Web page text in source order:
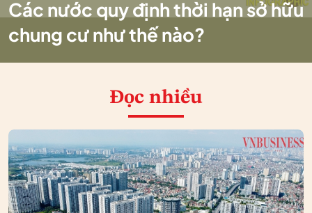
Các nước quy định thời hạn sở hữu
chung cư như thế nào?
Đọc nhiều